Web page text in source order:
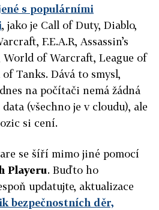
s populárními
, jako je Call of Duty, Diablo,
F.E.A.R, Assassin’s
World of Warcraft, League of
Tanks. Dává to smysl,
na počítači nemá žádná
(všechno je v cloudu), ale
si cení.
se šíří mimo jiné pomocí
Playeru. Buďto ho
updatujte, aktualizace
bezpečnostních děr,